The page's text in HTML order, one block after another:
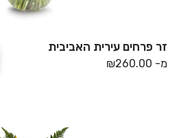
זר פרחים עירית האביבית
מ- ₪260.00